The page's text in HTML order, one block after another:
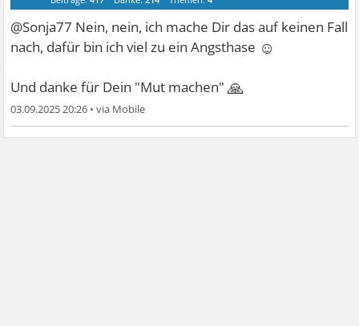
@Sonja77 Nein, nein, ich mache Dir das auf keinen Fall
nach, dafür bin ich viel zu ein Angsthase ☺
Und danke für Dein "Mut machen"🙏
03.09.2025 20:26 •